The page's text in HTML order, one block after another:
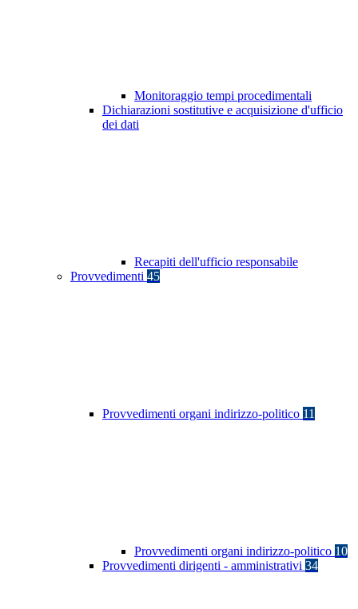
Monitoraggio tempi procedimentali
Dichiarazioni sostitutive e acquisizione d'ufficio
dei dati
Recapiti dell'ufficio responsabile
Provvedimenti 45
Provvedimenti organi indirizzo-politico 11
Provvedimenti organi indirizzo-politico 10
Provvedimenti dirigenti - amministrativi 34